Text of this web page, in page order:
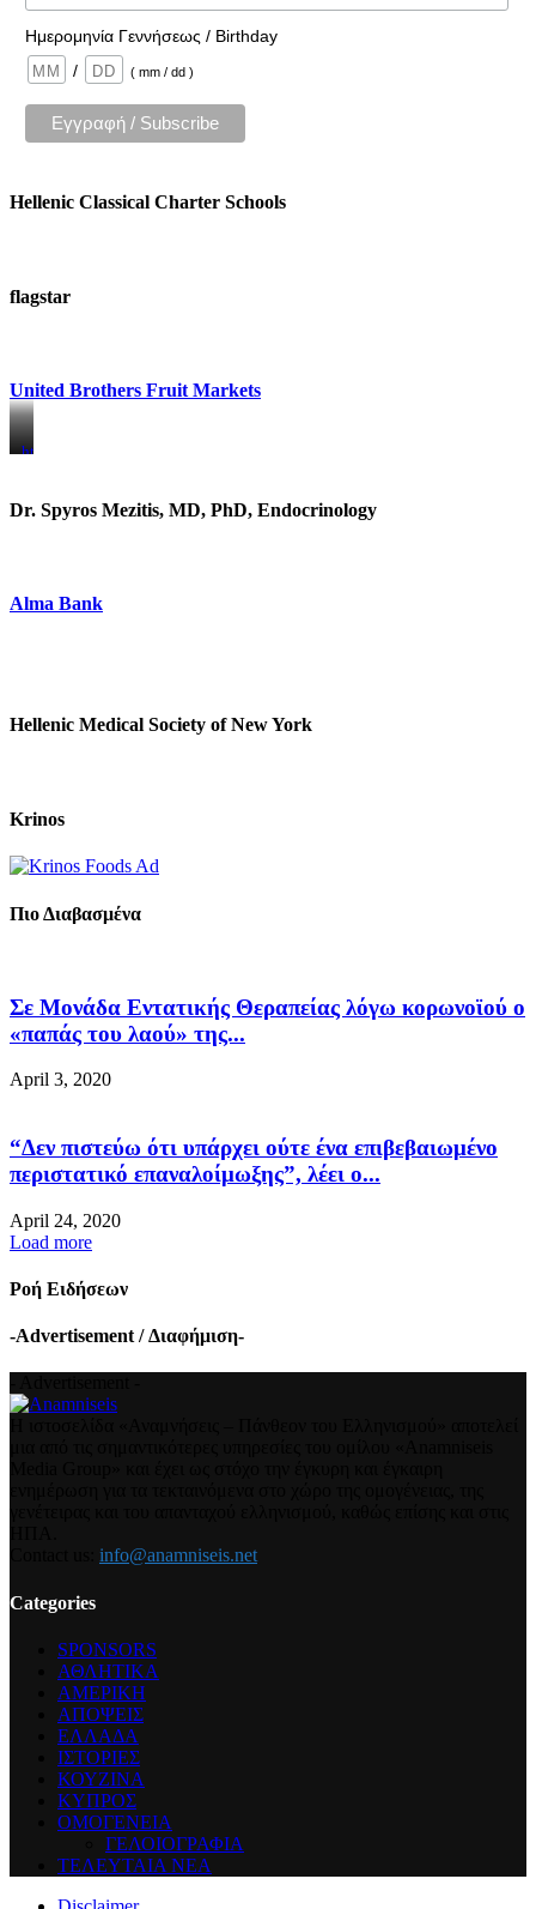
Ημερομηνία Γεννήσεως / Birthday
/
( mm / dd )
Hellenic Classical Charter Schools
flagstar
United Brothers Fruit Markets
https://www.unitedbrothersfruitmarkets.com/
https://www.unitedbrothersfruitmarkets.com/
Dr. Spyros Mezitis, MD, PhD, Endocrinology
Alma Bank
Hellenic Medical Society of New York
Krinos
Πιο Διαβασμένα
Σε Μονάδα Εντατικής Θεραπείας λόγω κορωνοϊού ο
«παπάς του λαού» της...
April 3, 2020
“Δεν πιστεύω ότι υπάρχει ούτε ένα επιβεβαιωμένο
περιστατικό επαναλοίμωξης”, λέει ο...
April 24, 2020
Load more
Ροή Ειδήσεων
-Advertisement / Διαφήμιση-
info@anamniseis.net
Categories
SPONSORS
ΑΘΛΗΤΙΚΑ
ΑΜΕΡΙΚΗ
ΑΠΟΨΕΙΣ
ΕΛΛΑΔΑ
ΙΣΤΟΡΙΕΣ
ΚΟΥΖΙΝΑ
ΚΥΠΡΟΣ
ΟΜΟΓΕΝΕΙΑ
ΓΕΛΟΙΟΓΡΑΦΙΑ
ΤΕΛΕΥΤΑΙΑ ΝΕΑ